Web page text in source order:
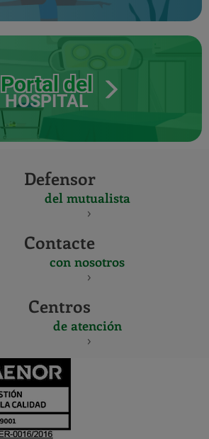
Portal del
HOSPITAL
Defensor
del mutualista
Contacte
con nosotros
Centros
de atención